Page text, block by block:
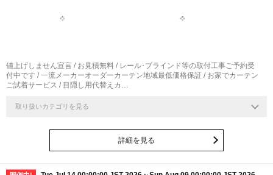
値上げしません宣言 / お見積無料 / レール･ブラインド等の取付工事ご予約受
付中です / 一流メーカーオーダーカーテン地域最低価格保証 / お家でカーテン
ご試着サービス / 目隠し用代替えカ…
取り扱いカテゴリを見る
詳細を見る